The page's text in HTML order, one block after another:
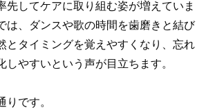
先してケアに取り組む姿が増えていま
は、ダンスや歌の時間を歯磨きと結び
とタイミングを覚えやすくなり、忘れ
しやすいという声が目立ちます。
りです。